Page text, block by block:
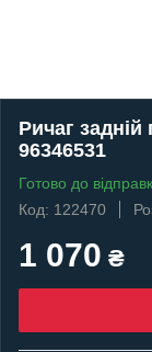
Ричаг
96346531
Готово до
Код: 122470
1 070 ₴